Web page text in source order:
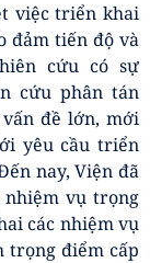
việc triển khai
đảm tiến độ và
cứu có sự
cứu phân tán
đề lớn, mới
yêu cầu triển
nay, Viện đã
vụ trọng
các nhiệm vụ
trọng điểm cấp